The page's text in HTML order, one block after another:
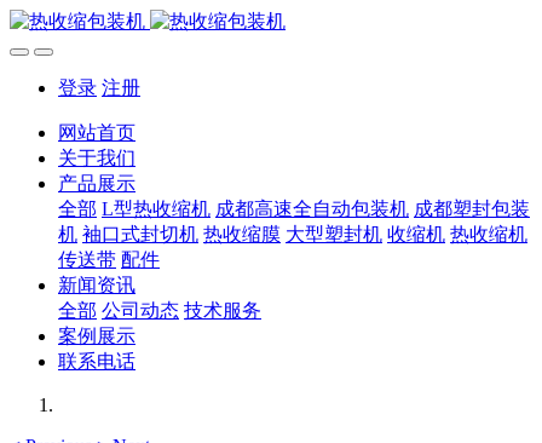
登录 注册
网站首页
关于我们
产品展示
全部 L型热收缩机 成都高速全自动包装机 成都塑封包装
机 袖口式封切机 热收缩膜 大型塑封机 收缩机 热收缩机
传送带 配件
新闻资讯
全部 公司动态 技术服务
案例展示
联系电话